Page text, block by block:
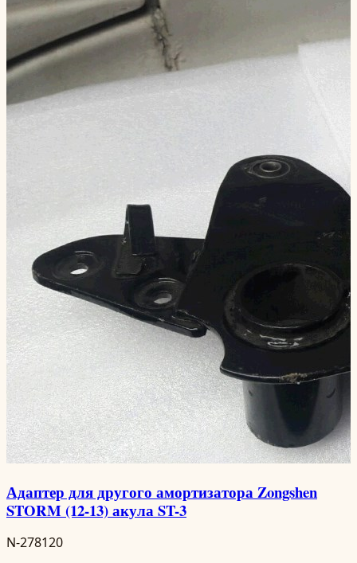
Адаптер для другого амортизатора Zongshen
STORM (12-13) акула ST-3
N-278120